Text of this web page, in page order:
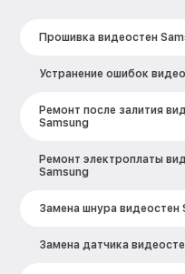
Прошивка видеостен
Устранение ошибок
Ремонт после залития
Samsung
Ремонт электроплаты
Samsung
Замена шнура видеостен
Замена датчика